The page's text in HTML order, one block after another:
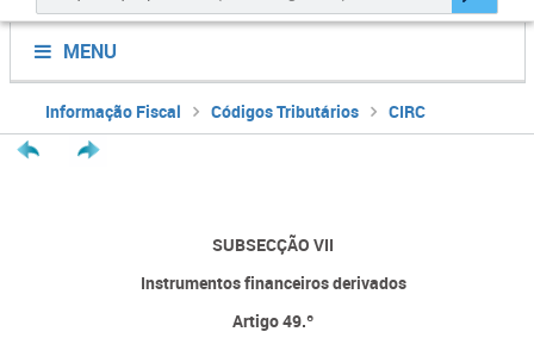
MENU
Informação Fiscal Códigos Tributários CIRC
SUBSECÇÃO VII
Instrumentos financeiros derivados
Artigo 49.º